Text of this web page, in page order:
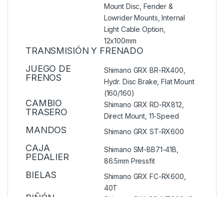
Mount Disc, Fender &
Lowrider Mounts, Internal
Light Cable Option,
12x100mm
TRANSMISIÓN Y FRENADO
JUEGO DE
FRENOS
Shimano GRX BR-RX400,
Hydr. Disc Brake, Flat Mount
(160/160)
CAMBIO
TRASERO
Shimano GRX RD-RX812,
Direct Mount, 11-Speed
MANDOS Shimano GRX ST-RX600
CAJA
PEDALIER
Shimano SM-BB71-41B,
86.5mm Pressfit
BIELAS
Shimano GRX FC-RX600,
40T